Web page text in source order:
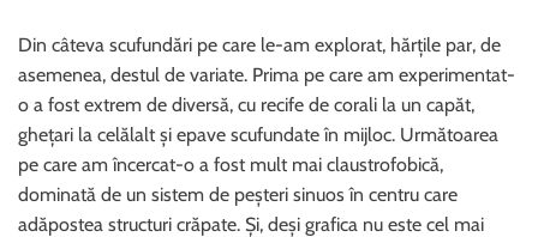
Din câteva scufundări pe care le-am explorat, hărțile par, de
asemenea, destul de variate. Prima pe care am experimentat-
o a fost extrem de diversă, cu recife de corali la un capăt,
ghețari la celălalt și epave scufundate în mijloc. Următoarea
pe care am încercat-o a fost mult mai claustrofobică,
dominată de un sistem de peșteri sinuos în centru care
adăpostea structuri crăpate. Și, deși grafica nu este cel mai